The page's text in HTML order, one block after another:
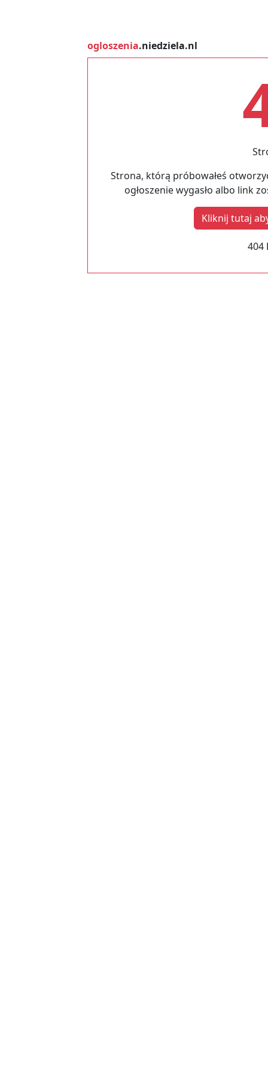
ogloszenia.niedziela.nl
Strona, którą próbowałeś
ogłoszenie wygasło albo link
Kliknij tutaj
404